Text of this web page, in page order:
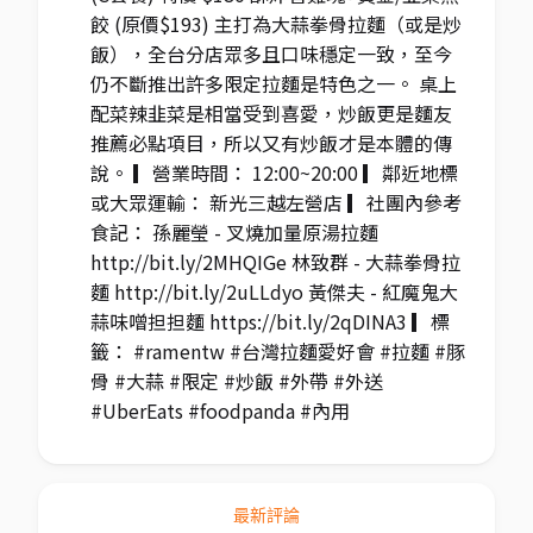
餃 (原價$193) 主打為大蒜拳骨拉麵（或是炒
飯），全台分店眾多且口味穩定一致，至今
仍不斷推出許多限定拉麵是特色之一。 桌上
配菜辣韭菜是相當受到喜愛，炒飯更是麵友
推薦必點項目，所以又有炒飯才是本體的傳
說。 ▎營業時間： 12:00~20:00 ▎鄰近地標
或大眾運輸： 新光三越左營店 ▎社團內參考
食記： 孫麗瑩 - 叉燒加量原湯拉麵
http://bit.ly/2MHQIGe 林致群 - 大蒜拳骨拉
麵 http://bit.ly/2uLLdyo 黃傑夫 - 紅魔鬼大
蒜味噌担担麵 https://bit.ly/2qDINA3 ▎標
籤： #ramentw #台灣拉麵愛好會 #拉麵 #豚
骨 #大蒜 #限定 #炒飯 #外帶 #外送
#UberEats #foodpanda #內用
最新評論